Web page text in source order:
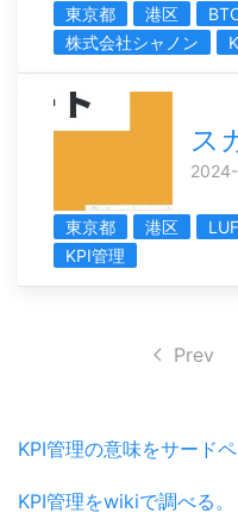
東京都 港区
株式会社シャノン
ス
東京都 港区
KPI管理
Prev
KPI管理の意味をサード
KPI管理をwikiで調べる。